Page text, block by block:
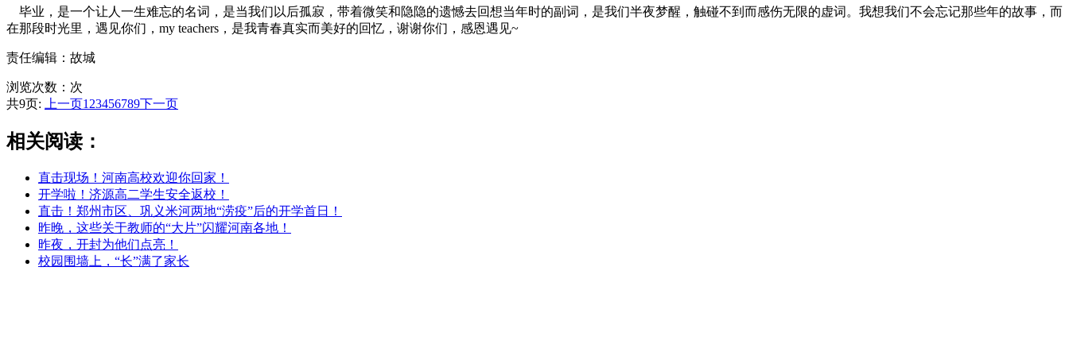
毕业，是一个让人一生难忘的名词，是当我们以后孤寂，带着微笑和隐隐的遗憾去回想当年时的副词，是我们半夜梦醒，触碰不到而感伤无限的虚词。我想我们不会忘记那些年的故事，而
在那段时光里，遇见你们，my teachers，是我青春真实而美好的回忆，谢谢你们，感恩遇见~
责任编辑：故城
浏览次数： 次
共9页:
上一页1 23456789下一页
相关阅读：
直击现场！河南高校欢迎你回家！
开学啦！济源高二学生安全返校！
直击！郑州市区、巩义米河两地“涝疫”后的开学首日！
昨晚，这些关于教师的“大片”闪耀河南各地！
昨夜，开封为他们点亮！
校园围墙上，“长”满了家长